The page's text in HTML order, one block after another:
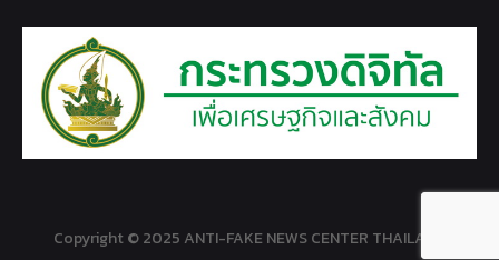
Copyright © 2025 ANTI-FAKE NEWS CENTER THAILAND